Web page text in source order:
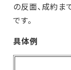
の反面、成約
です。
具体例